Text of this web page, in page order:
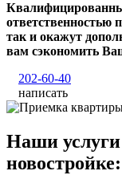
ответственностью
так и окажут
вам сэкономить
202-60-40
написать
Наши
новостройке: